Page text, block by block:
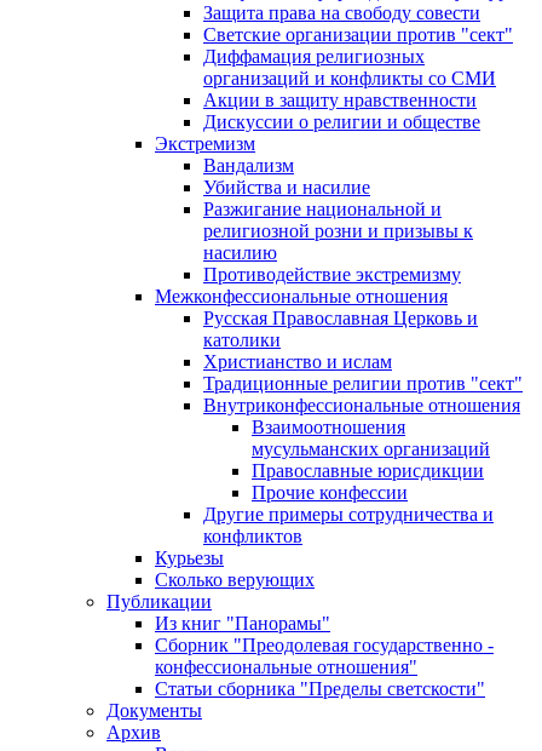
Защита права на свободу совести
Светские организации против "сект"
Диффамация религиозных
организаций и конфликты со СМИ
Акции в защиту нравственности
Дискуссии о религии и обществе
Экстремизм
Вандализм
Убийства и насилие
Разжигание национальной и
религиозной розни и призывы к
насилию
Противодействие экстремизму
Межконфессиональные отношения
Русская Православная Церковь и
католики
Христианство и ислам
Традиционные религии против "сект"
Внутриконфессиональные отношения
Взаимоотношения
мусульманских организаций
Православные юрисдикции
Прочие конфессии
Другие примеры сотрудничества и
конфликтов
Курьезы
Сколько верующих
Публикации
Из книг "Панорамы"
Сборник "Преодолевая государственно -
конфессиональные отношения"
Статьи сборника "Пределы светскости"
Документы
Архив